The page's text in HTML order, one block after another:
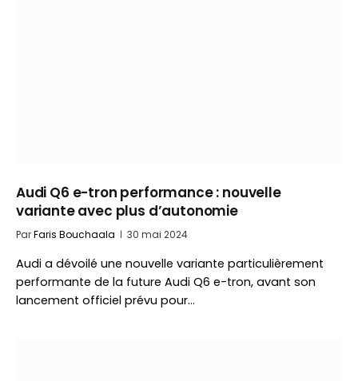
Audi Q6 e-tron performance : nouvelle
variante avec plus d’autonomie
ParFaris Bouchaala 30 mai 2024
Audi a dévoilé une nouvelle variante particulièrement
performante de la future Audi Q6 e-tron, avant son
lancement officiel prévu pour…